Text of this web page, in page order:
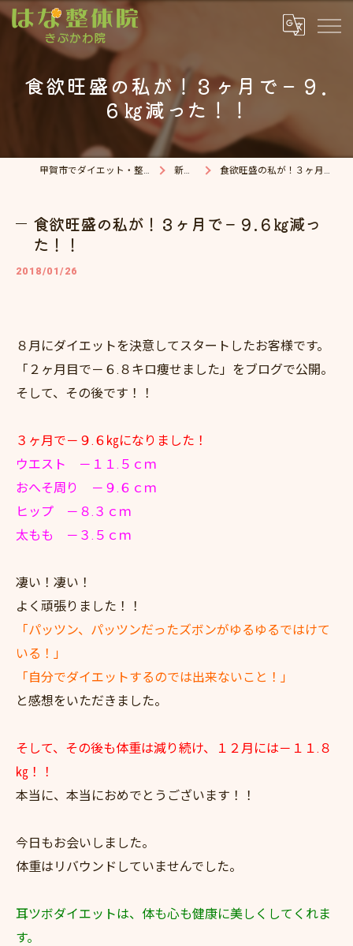
食欲旺盛の私が！３ヶ月で－９.
６㎏減った！！
甲賀市でダイエット・整体院ならはな整体院 新着情報 食欲旺盛の私が！３ヶ月で－９.６㎏減った！！
食欲旺盛の私が！３ヶ月で－９.６㎏減っ
た！！
2018/01/26
８月にダイエットを決意してスタートしたお客様です。
「２ヶ月目で－６.８キロ痩せました」をブログで公開。
そして、その後です！！
３ヶ月で－９.６㎏になりました！
ウエスト －１１.５ｃｍ
おへそ周り －９.６ｃｍ
ヒップ －８.３ｃｍ
太もも －３.５ｃｍ
凄い！凄い！
よく頑張りました！！
「パッツン、パッツンだったズボンがゆるゆるではけて
いる！」
「自分でダイエットするのでは出来ないこと！」
と感想をいただきました。
そして、その後も体重は減り続け、１２月には－１１.８
㎏！！
本当に、本当におめでとうございます！！
今日もお会いしました。
体重はリバウンドしていませんでした。
耳ツボダイエットは、体も心も健康に美しくしてくれま
す。